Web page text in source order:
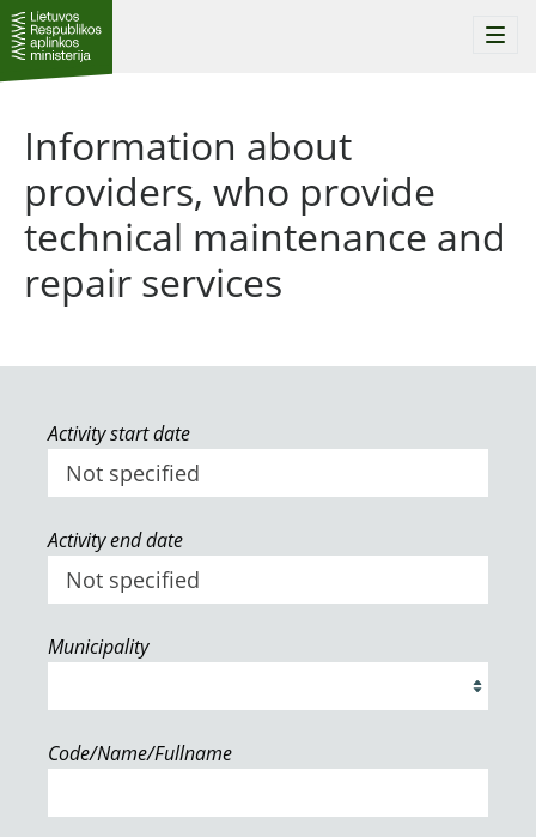
Information about
providers, who provide
technical maintenance and
repair services
Activity start date
Activity end date
Municipality
Code/Name/Fullname